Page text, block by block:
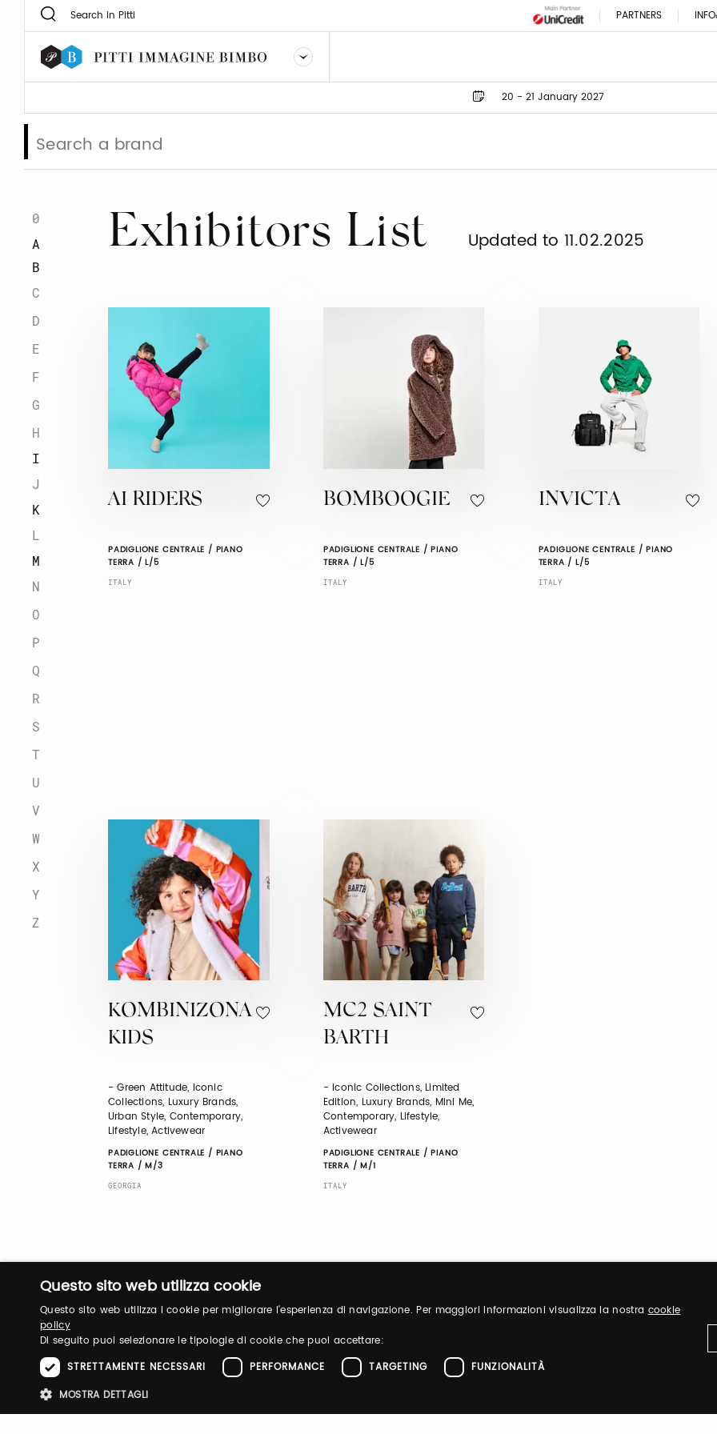
PARTNERS
20 - 21 January 2027
0
A
B
C
D
E
F
G
H
I
J
K
L
M
N
O
P
Q
R
S
T
U
V
W
X
Y
Z
Exhibitors List Updated to 11.02.2025
AI RIDERS
PADIGLIONE CENTRALE / PIANO
TERRA / L/5
ITALY
BOMBOOGIE
PADIGLIONE CENTRALE / PIANO
TERRA / L/5
ITALY
INVICTA
PADIGLIONE CENTRALE / PIANO
TERRA / L/5
ITALY
KOMBINIZONA
KIDS
- Green Attitude, Iconic
Collections, Luxury Brands,
Urban Style, Contemporary,
Lifestyle, Activewear
PADIGLIONE CENTRALE / PIANO
TERRA / M/3
GEORGIA
MC2 SAINT
BARTH
- Iconic Collections, Limited
Edition, Luxury Brands, Mini Me,
Contemporary, Lifestyle,
Activewear
PADIGLIONE CENTRALE / PIANO
TERRA / M/1
ITALY
Questo sito web utilizza cookie
Questo sito web utilizza i cookie per migliorare l'esperienza di navigazione. Per maggiori informazioni visualizza la nostracookie
policy
Di seguito puoi selezionare le tipologie di cookie che puoi accettare:
STRETTAMENTE NECESSARI
PERFORMANCE TARGETING
FUNZIONALITÀ
MOSTRA DETTAGLI